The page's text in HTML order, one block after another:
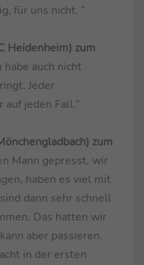
für uns nicht. “
Heidenheim) zum
habe auch nicht
Jeder
jeden Fall.“
zum
Mann gepresst, wir
haben es viel mit
dann sehr schnell
Das hatten wir
aber passieren.
in der ersten